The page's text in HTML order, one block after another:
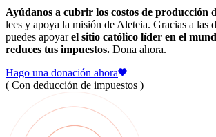
Ayúdanos a cubrir los costos de producción
lees y apoya la misión de Aleteia. Gracias a las
puedes apoyarel sitio católico líder en el
reduces tus impuestos. Dona ahora.
Hago una donación ahora
( Con deducción de impuestos )